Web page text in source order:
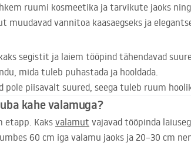
ruumi kosmeetika ja tarvikute jaoks
muudavad vannitoa kaasaegseks ja
segistit ja laiem tööpind tähendavad
mida tuleb puhastada ja hooldada.
pole piisavalt suured, seega tuleb ruum
kahe valamuga?
etapp. Kaksvalamut vajavad tööpinda
60 cm iga valamu jaoks ja 20–30 cm